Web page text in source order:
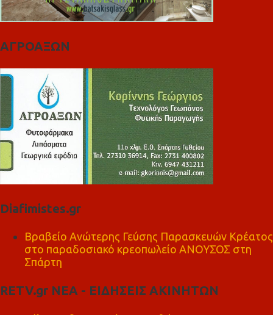
ΑΓΡΟΑΞΩΝ
Diafimistes.gr
Βραβείο Ανώτερης Γεύσης Παρασκευών Κρέατος
στο παραδοσιακό κρεοπωλείο ΑΝΟΥΣΟΣ στη
Σπάρτη
RETV.gr ΝΕΑ - ΕΙΔΗΣΕΙΣ ΑΚΙΝΗΤΩΝ